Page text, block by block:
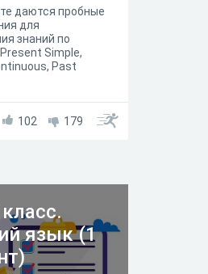
даются пробные
для
знаний по
Simple,
Past
102 179
язык (1